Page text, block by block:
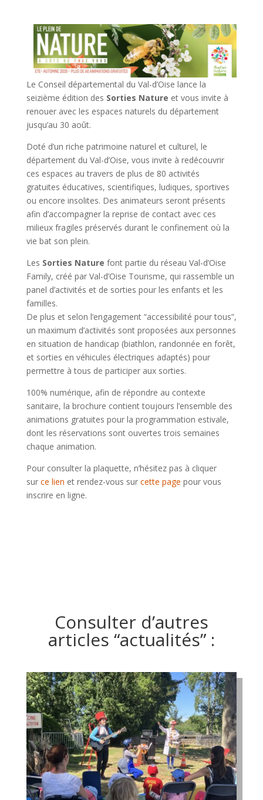
Le Conseil départemental du Val-d’Oise lance la
seizième édition des Sorties Nature et vous invite à
renouer avec les espaces naturels du département
jusqu’au 30 août.
Doté d’un riche patrimoine naturel et culturel, le
département du Val-d’Oise, vous invite à redécouvrir
ces espaces au travers de plus de 80 activités
gratuites éducatives, scientifiques, ludiques, sportives
ou encore insolites. Des animateurs seront présents
afin d’accompagner la reprise de contact avec ces
milieux fragiles préservés durant le confinement où la
vie bat son plein.
Les Sorties Nature font partie du réseau Val-d’Oise
Family, créé par Val-d’Oise Tourisme, qui rassemble un
panel d’activités et de sorties pour les enfants et les
familles.
De plus et selon l’engagement “accessibilité pour tous”,
un maximum d’activités sont proposées aux personnes
en situation de handicap (biathlon, randonnée en forêt,
et sorties en véhicules électriques adaptés) pour
permettre à tous de participer aux sorties.
100% numérique, afin de répondre au contexte
sanitaire, la brochure contient toujours l’ensemble des
animations gratuites pour la programmation estivale,
dont les réservations sont ouvertes trois semaines
chaque animation.
Pour consulter la plaquette, n’hésitez pas à cliquer
sur ce lien et rendez-vous sur cette page pour vous
inscrire en ligne.
Consulter d’autres
articles “actualités” :